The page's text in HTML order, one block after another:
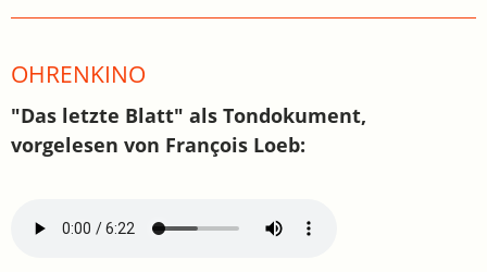
OHRENKINO
"Das letzte Blatt" als Tondokument,
vorgelesen von François Loeb: